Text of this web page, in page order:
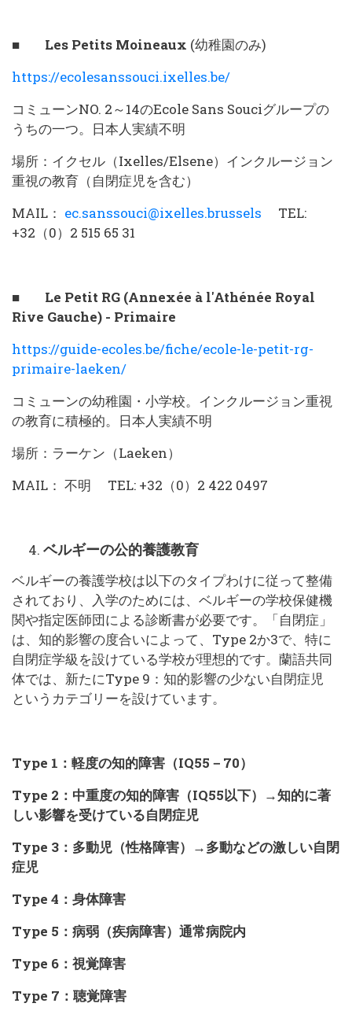
■ Les Petits Moineaux (幼稚園のみ)
https://ecolesanssouci.ixelles.be/
コミューンNO. 2～14のEcole Sans Souciグループの
うちの一つ。日本人実績不明
場所：イクセル（Ixelles/Elsene）インクルージョン
重視の教育（自閉症児を含む）
MAIL： ec.sanssouci@ixelles.brussels TEL:
+32（0）2 515 65 31
■ Le Petit RG (Annexée à l'Athénée Royal
Rive Gauche) - Primaire
https://guide-ecoles.be/fiche/ecole-le-petit-rg-
primaire-laeken/
コミューンの幼稚園・小学校。インクルージョン重視
の教育に積極的。日本人実績不明
場所：ラーケン（Laeken）
MAIL： 不明 TEL: +32（0）2 422 0497
ベルギーの公的養護教育
ベルギーの養護学校は以下のタイプわけに従って整備
されており、入学のためには、ベルギーの学校保健機
関や指定医師団による診断書が必要です。「自閉症」
は、知的影響の度合いによって、Type 2か3で、特に
自閉症学級を設けている学校が理想的です。蘭語共同
体では、新たにType 9：知的影響の少ない自閉症児
というカテゴリーを設けています。
Type 1：軽度の知的障害（IQ55－70）
Type 2：中重度の知的障害（IQ55以下）→知的に著
しい影響を受けている自閉症児
Type 3：多動児（性格障害）→多動などの激しい自閉
症児
Type 4：身体障害
Type 5：病弱（疾病障害）通常病院内
Type 6：視覚障害
Type 7：聴覚障害